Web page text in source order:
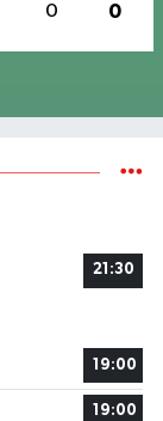
0 0
21:30
19:00
19:00